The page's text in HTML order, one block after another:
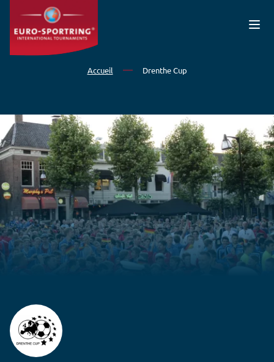
Aller au contenu principal
Accueil Drenthe Cup